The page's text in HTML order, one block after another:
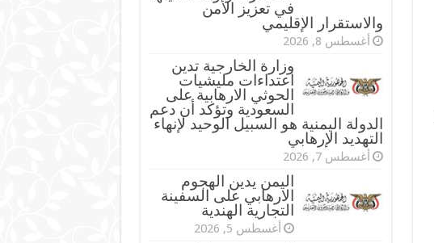
في تعزيز الأمن
والاستقرار الإقليمي
أغسطس 8, 2026
وزارة الخارجية تدين
اعتداءات مليشيات
الحوثي الارهابية على
السعودية وتؤكد أن دعم
الدولة اليمنية هو السبيل الوحيد لإنهاء
التهديد الإرهابي
أغسطس 7, 2026
اليمن يدين الهجوم
الارهابي على السفينة
التجارية الهندية
أغسطس 5, 2026